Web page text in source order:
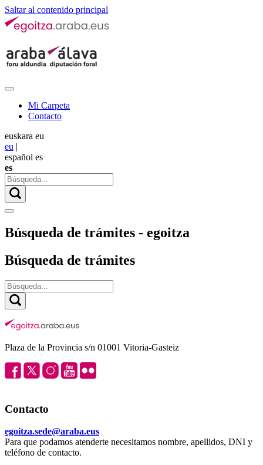
Saltar al contenido principal
Mi Carpeta
Contacto
euskara eu
eu |
español es
es
Búsqueda de trámites - egoitza
Búsqueda de trámites
Plaza de la Provincia s/n 01001 Vitoria-Gasteiz
Contacto
egoitza.sede@araba.eus
Para que podamos atenderte necesitamos nombre, apellidos, DNI y
teléfono de contacto.